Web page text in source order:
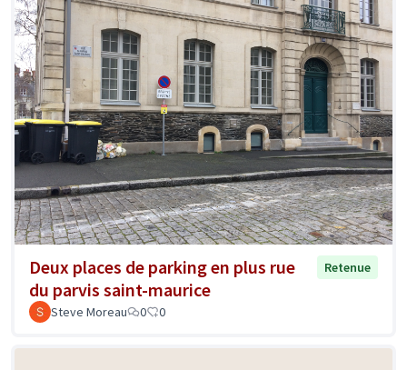
Deux places de parking en plus rue
du parvis saint-maurice
Retenue
Steve Moreau 0 0